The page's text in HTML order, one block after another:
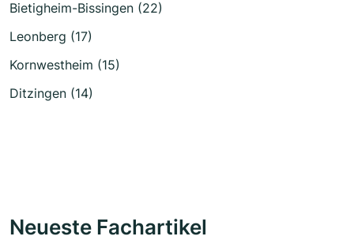
Bietigheim-Bissingen (22)
Leonberg (17)
Kornwestheim (15)
Ditzingen (14)
Neueste Fachartikel